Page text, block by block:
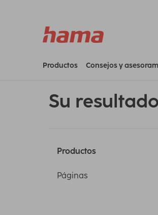
Productos Consejos y
Su
Productos
Páginas